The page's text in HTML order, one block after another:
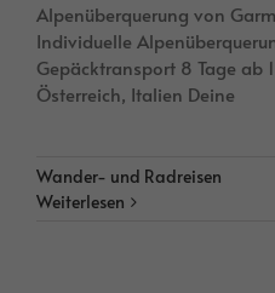
Alpenüberquerung von
Individuelle
Gepäcktransport 8 Tage ab
Österreich, Italien Deine
Wander- und Radreisen
Weiterlesen